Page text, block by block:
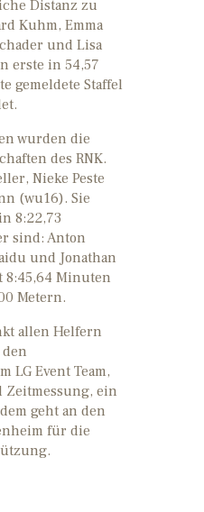
Distanz zu
Kuhm, Emma
und Lisa
erste in 54,57
gemeldete Staffel
wurden die
des RNK.
Nieke Peste
(wu16). Sie
8:22,73
sind: Anton
und Jonathan
8:45,64 Minuten
Metern.
allen Helfern
LG Event Team,
Zeitmessung, ein
geht an den
für die